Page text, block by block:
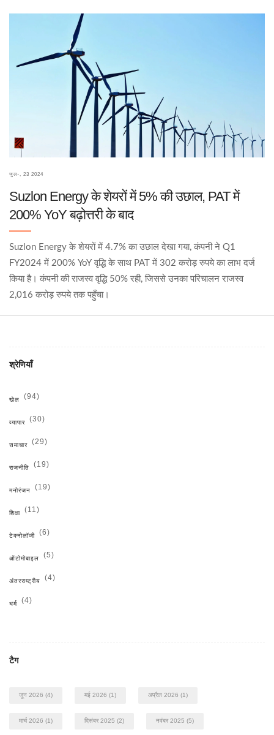
जुल॰, 23 2024
Suzlon Energy के शेयरों में 5% की उछाल, PAT में
200% YoY बढ़ोत्तरी के बाद
Suzlon Energy के शेयरों में 4.7% का उछाल देखा गया, कंपनी ने Q1
FY2024 में 200% YoY वृद्धि के साथ PAT में 302 करोड़ रुपये का लाभ दर्ज
किया है। कंपनी की राजस्व वृद्धि 50% रही, जिससे उनका परिचालन राजस्व
2,016 करोड़ रुपये तक पहुँचा।
श्रेणियाँ
खेल (94)
व्यापार (30)
समाचार (29)
राजनीति (19)
मनोरंजन (19)
शिक्षा (11)
टेक्नोलॉजी (6)
ऑटोमोबाइल (5)
अंतरराष्ट्रीय (4)
धर्म (4)
टैग
जून 2026 (4) मई 2026 (1) अप्रैल 2026 (1)
मार्च 2026 (1) दिसंबर 2025 (2) नवंबर 2025 (5)